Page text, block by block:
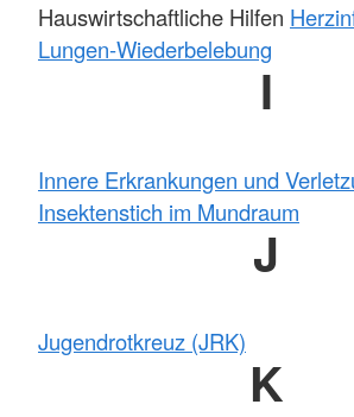
Hauswirtschaftliche Hilfen
Lungen-Wiederbelebung
I
Innere Erkrankungen und
Insektenstich im Mundraum
J
Jugendrotkreuz (JRK)
K